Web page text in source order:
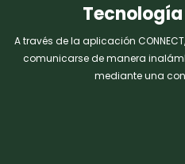
A través de la aplicación
comunicarse de manera
mediante una